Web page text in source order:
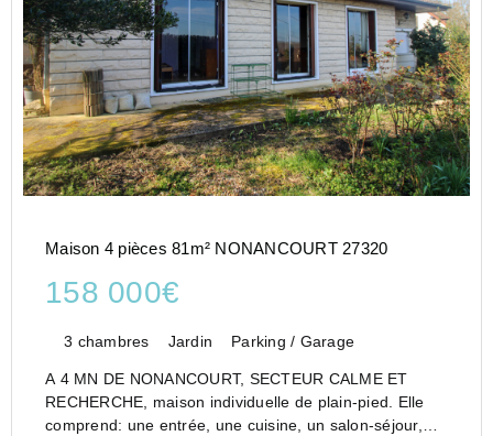
Maison 4 pièces 81m² NONANCOURT 27320
158 000€
3 chambres Jardin Parking / Garage
A 4 MN DE NONANCOURT, SECTEUR CALME ET
RECHERCHE, maison individuelle de plain-pied. Elle
comprend: une entrée, une cuisine, un salon-séjour,